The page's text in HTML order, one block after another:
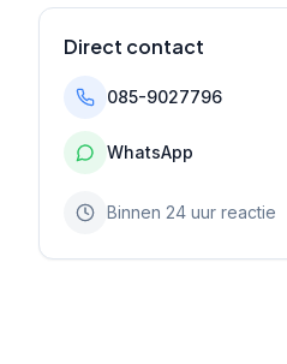
Direct contact
085-9027796
WhatsApp
Binnen 24 uur reactie